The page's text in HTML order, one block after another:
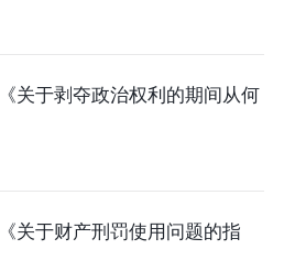
关于剥夺政治权利的期间从何
关于财产刑罚使用问题的指